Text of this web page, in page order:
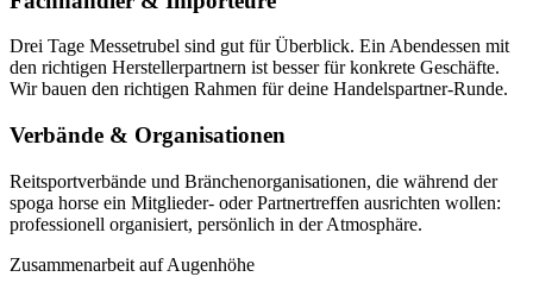
Drei Tage Messetrubel sind gut für Überblick. Ein Abendessen mit
den richtigen Herstellerpartnern ist besser für konkrete Geschäfte.
Wir bauen den richtigen Rahmen für deine Handelspartner-Runde.
Verbände & Organisationen
Reitsportverbände und Bränchenorganisationen, die während der
spoga horse ein Mitglieder- oder Partnertreffen ausrichten wollen:
professionell organisiert, persönlich in der Atmosphäre.
Zusammenarbeit auf Augenhöhe